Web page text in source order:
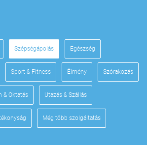
Szépségápolás Egészség
Sport & Fitness Élmény Szórakozás
& Oktatás Utazás & Szállás
Még több szolgáltatás